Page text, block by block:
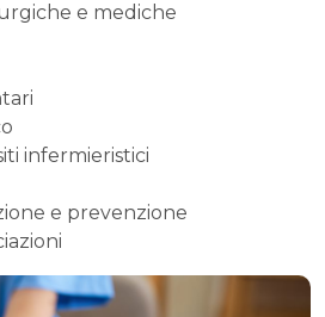
e mediche
infermieristici
e prevenzione